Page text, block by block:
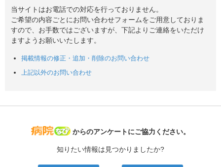
当サイトはお電話での対応を行っておりません。
ご希望の内容ごとにお問い合わせフォームをご用意しておりま
すので、お手数ではございますが、下記よりご連絡をいただけ
ますようお願いいたします。
掲載情報の修正・追加・削除のお問い合わせ
上記以外のお問い合わせ
病院なび
からのアンケートにご協力ください。
知りたい情報は見つかりましたか?